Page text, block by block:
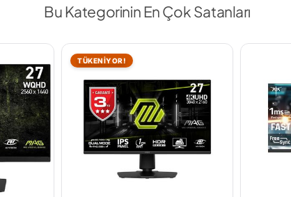
Bu Kategorinin En Çok Satanları
TÜKENİYOR!